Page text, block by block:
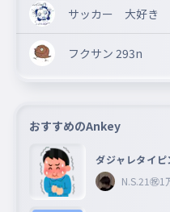
サッカー 大好き
フクサン 293n
おすすめのAnkey
ダジャレタイピ
N.S.21㊗︎1